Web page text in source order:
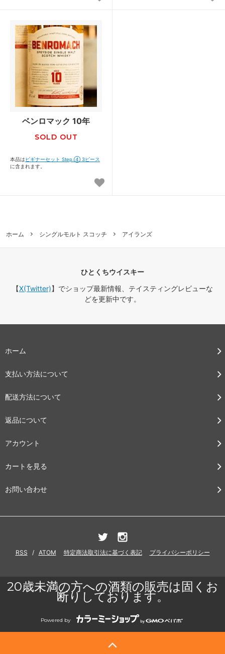
ベンロマック 10年
SOLD OUT
本品は ビギナーセット Step.④ 3ピース
に含まれます。
ホーム シングルモルト スコッチ アイランズ
ひとくちウイスキー
【X(Twitter)】でショップ最新情報、テイスティングレビューな
どを更新中です。
ホーム
支払い方法について
配送方法について
返品について
アカウント
カートを見る
お問い合わせ
RSS / ATOM 特定商法取引法に基づく表記 プライバシーポリシー
20歳未満の方への酒類の販売は固くお
断りしております。
Powered by